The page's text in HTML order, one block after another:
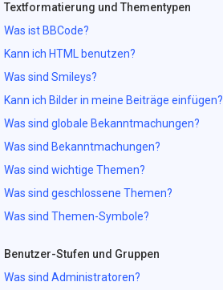
Textformatierung und Thementypen
Was ist BBCode?
Kann ich HTML benutzen?
Was sind Smileys?
Kann ich Bilder in meine Beiträge einfügen?
Was sind globale Bekanntmachungen?
Was sind Bekanntmachungen?
Was sind wichtige Themen?
Was sind geschlossene Themen?
Was sind Themen-Symbole?
Benutzer-Stufen und Gruppen
Was sind Administratoren?